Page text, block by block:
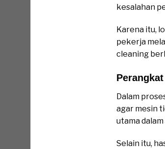
kesalahan
Karena itu,
pekerja
cleaning
Dalam
agar mesin
utama
Selain itu,